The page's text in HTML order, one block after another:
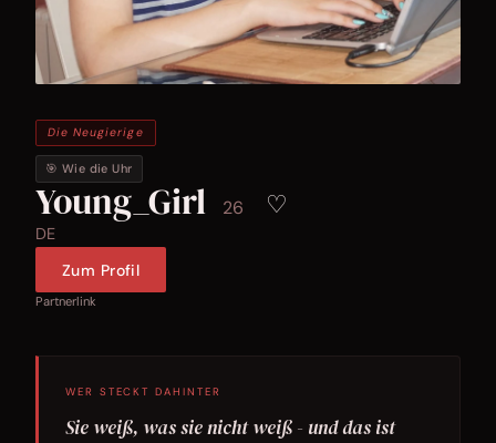
Die Neugierige
🎯 Wie die Uhr
Young_Girl 26 ♡
DE
Zum Profil
Partnerlink
WER STECKT DAHINTER
Sie weiß, was sie nicht weiß - und das ist